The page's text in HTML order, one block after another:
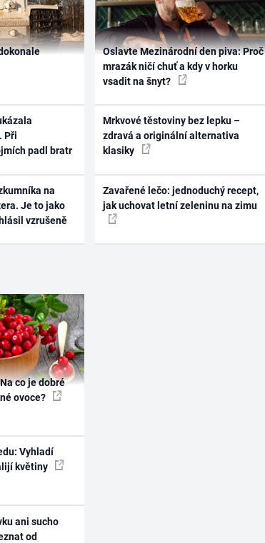
Při
padl bratr
na
Je to jako
vzrušeně
Oslavte Mezinárodní den piva: Proč
mrazák ničí chuť a kdy v horku
vsadit na šnyt?
Mrkvové těstoviny bez lepku –
zdravá a originální alternativa
klasiky
Zavařené lečo: jednoduchý recept,
jak uchovat letní zeleninu na zimu
co je dobré
ovoce?
Vyhladí
květiny
ani sucho
od